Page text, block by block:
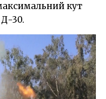
кут
Д-30.